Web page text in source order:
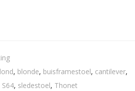
, blonde, buisframestoel, cantilever,
S64, sledestoel, Thonet